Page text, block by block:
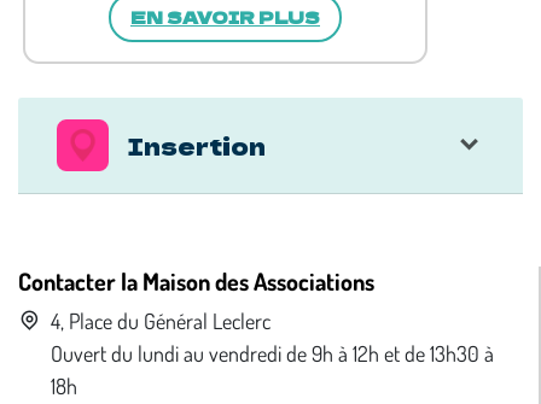
EN SAVOIR PLUS
Insertion
Contacter la Maison des Associations
4, Place du Général Leclerc
Ouvert du lundi au vendredi de 9h à 12h et de 13h30 à
18h